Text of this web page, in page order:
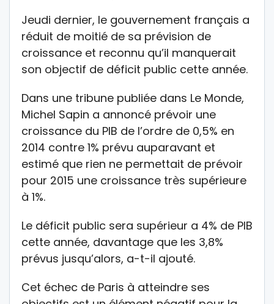
Jeudi dernier, le gouvernement français a
réduit de moitié de sa prévision de
croissance et reconnu qu’il manquerait
son objectif de déficit public cette année.
Dans une tribune publiée dans Le Monde,
Michel Sapin a annoncé prévoir une
croissance du PIB de l’ordre de 0,5% en
2014 contre 1% prévu auparavant et
estimé que rien ne permettait de prévoir
pour 2015 une croissance très supérieure
à 1%.
Le déficit public sera supérieur a 4% de PIB
cette année, davantage que les 3,8%
prévus jusqu’alors, a-t-il ajouté.
Cet échec de Paris à atteindre ses